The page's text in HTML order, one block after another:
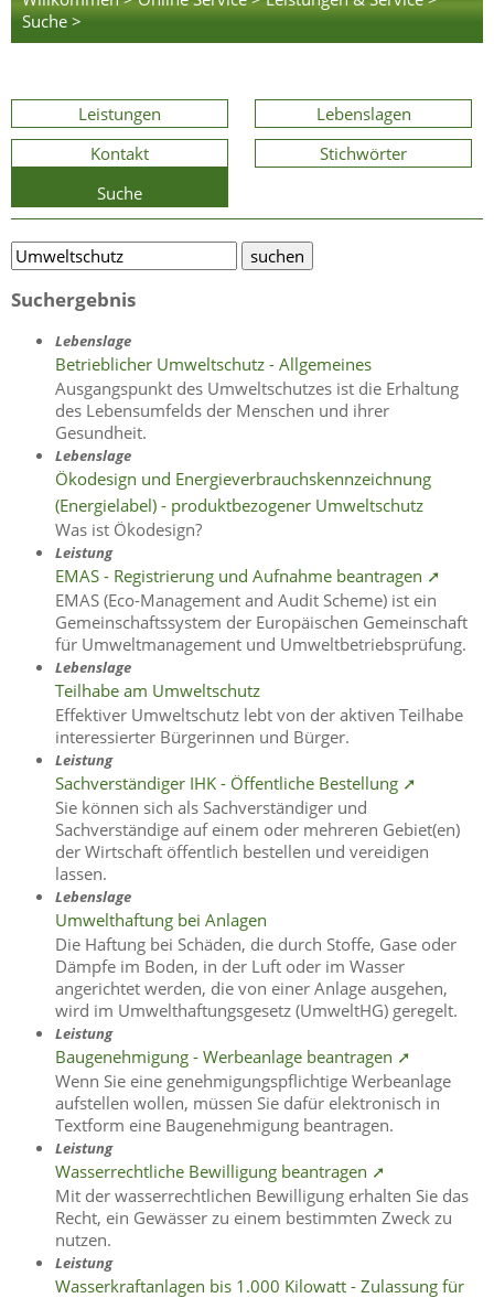
Suche >
Leistungen
Lebenslagen
Kontakt
Stichwörter
Suche
Suchergebnis
Lebenslage
Betrieblicher Umweltschutz - Allgemeines
Ausgangspunkt des Umweltschutzes ist die Erhaltung
des Lebensumfelds der Menschen und ihrer
Gesundheit.
Lebenslage
Ökodesign und Energieverbrauchskennzeichnung
(Energielabel) - produktbezogener Umweltschutz
Was ist Ökodesign?
Leistung
EMAS - Registrierung und Aufnahme beantragen ➚
EMAS (Eco-Management and Audit Scheme) ist ein
Gemeinschaftssystem der Europäischen Gemeinschaft
für Umweltmanagement und Umweltbetriebsprüfung.
Lebenslage
Teilhabe am Umweltschutz
Effektiver Umweltschutz lebt von der aktiven Teilhabe
interessierter Bürgerinnen und Bürger.
Leistung
Sachverständiger IHK - Öffentliche Bestellung ➚
Sie können sich als Sachverständiger und
Sachverständige auf einem oder mehreren Gebiet(en)
der Wirtschaft öffentlich bestellen und vereidigen
lassen.
Lebenslage
Umwelthaftung bei Anlagen
Die Haftung bei Schäden, die durch Stoffe, Gase oder
Dämpfe im Boden, in der Luft oder im Wasser
angerichtet werden, die von einer Anlage ausgehen,
wird im Umwelthaftungsgesetz (UmweltHG) geregelt.
Leistung
Baugenehmigung - Werbeanlage beantragen ➚
Wenn Sie eine genehmigungspflichtige Werbeanlage
aufstellen wollen, müssen Sie dafür elektronisch in
Textform eine Baugenehmigung beantragen.
Leistung
Wasserrechtliche Bewilligung beantragen ➚
Mit der wasserrechtlichen Bewilligung erhalten Sie das
Recht, ein Gewässer zu einem bestimmten Zweck zu
nutzen.
Leistung
Wasserkraftanlagen bis 1.000 Kilowatt - Zulassung für